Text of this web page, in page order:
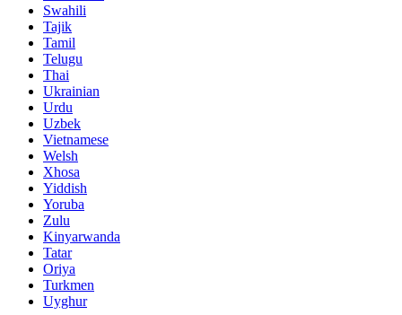
Swahili
Tajik
Tamil
Telugu
Thai
Ukrainian
Urdu
Uzbek
Vietnamese
Welsh
Xhosa
Yiddish
Yoruba
Zulu
Kinyarwanda
Tatar
Oriya
Turkmen
Uyghur